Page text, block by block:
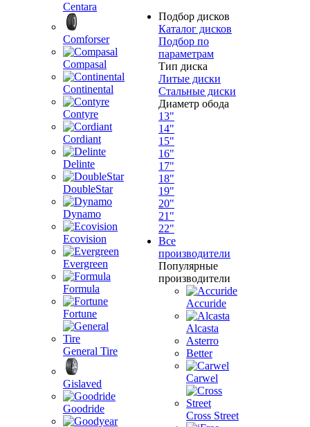
Centara
Comforser
Compasal
Continental
Contyre
Cordiant
Delinte
DoubleStar
Dynamo
Ecovision
Evergreen
Formula
Fortune
General Tire
Gislaved
Goodride
Подбор дисков
Каталог дисков
Подбор по
параметрам
Тип диска
Литые диски
Стальные диски
Диаметр обода
13"
14"
15"
16"
17"
18"
19"
20"
21"
22"
Все
производители
Популярные
производители
Accuride
Alcasta
Asterro
Better
Carwel
Cross Street